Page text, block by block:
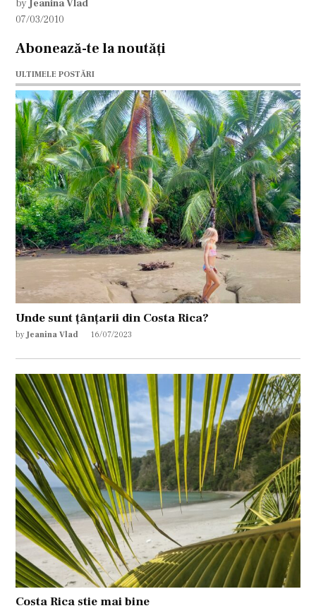
by Jeanina Vlad
07/03/2010
Abonează-te la noutăți
ULTIMELE POSTĂRI
Unde sunt țânțarii din Costa Rica?
by Jeanina Vlad 16/07/2023
Costa Rica stie mai bine